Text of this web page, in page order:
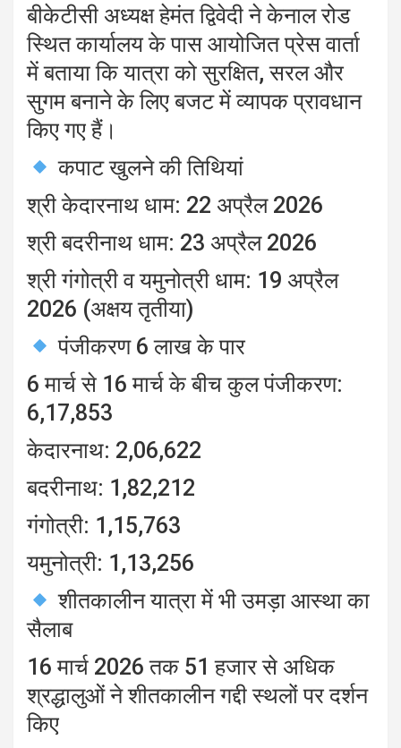
बीकेटीसी अध्यक्ष हेमंत द्विवेदी ने केनाल रोड
स्थित कार्यालय के पास आयोजित प्रेस वार्ता
में बताया कि यात्रा को सुरक्षित, सरल और
सुगम बनाने के लिए बजट में व्यापक प्रावधान
किए गए हैं।
कपाट खुलने की तिथियां
श्री केदारनाथ धाम: 22 अप्रैल 2026
श्री बदरीनाथ धाम: 23 अप्रैल 2026
श्री गंगोत्री व यमुनोत्री धाम: 19 अप्रैल
2026 (अक्षय तृतीया)
पंजीकरण 6 लाख के पार
6 मार्च से 16 मार्च के बीच कुल पंजीकरण:
6,17,853
केदारनाथ: 2,06,622
बदरीनाथ: 1,82,212
गंगोत्री: 1,15,763
यमुनोत्री: 1,13,256
शीतकालीन यात्रा में भी उमड़ा आस्था का
सैलाब
16 मार्च 2026 तक 51 हजार से अधिक
श्रद्धालुओं ने शीतकालीन गद्दी स्थलों पर दर्शन
किए